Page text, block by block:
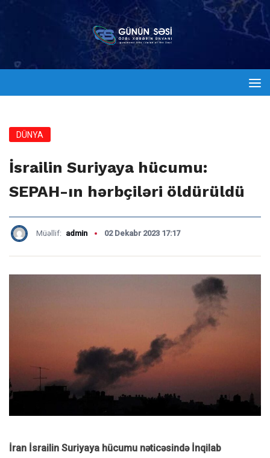
DÜNYA
İsrailin Suriyaya hücumu:
SEPAH-ın hərbçiləri öldürüldü
Müəllif: admin 02 Dekabr 2023 17:17
İran İsrailin Suriyaya hücumu nəticəsində İnqilab